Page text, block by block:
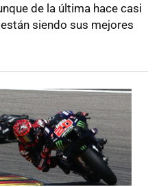
de la última hace casi
siendo sus mejores